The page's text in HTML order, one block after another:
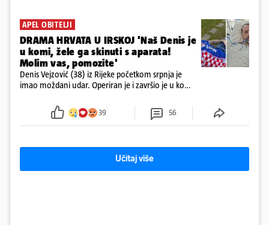
APEL OBITELJI
DRAMA HRVATA U IRSKOJ 'Naš Denis je
u komi, žele ga skinuti s aparata!
Molim vas, pomozite'
Denis Vejzović (38) iz Rijeke početkom srpnja je
imao moždani udar. Operiran je i završio je u komi.
tamošnji liječnici ne vjeruju u oporavak: 'Imamo
39 56
Učitaj više